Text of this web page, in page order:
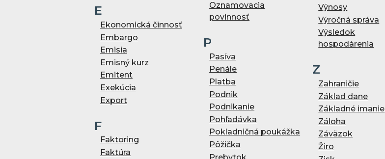
E
Ekonomická činnosť
Embargo
Emisia
Emisný kurz
Emitent
Exekúcia
Export
F
Faktoring
Faktúra
Oznamovacia
povinnosť
P
Pasíva
Penále
Platba
Podnik
Podnikanie
Pohľadávka
Pokladničná poukážka
Pôžička
Prebytok
Výnosy
Výročná správa
Výsledok
hospodárenia
Z
Zahraničie
Základ dane
Základné imanie
Záloha
Záväzok
Žiro